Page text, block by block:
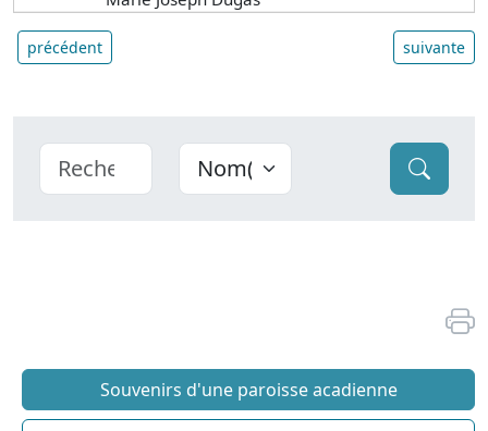
précédent suivante
Souvenirs d'une paroisse acadienne